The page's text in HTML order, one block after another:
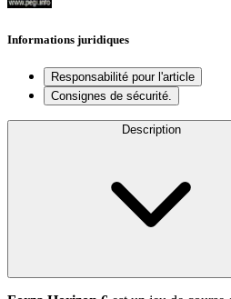
Informations juridiques
Responsabilité pour l'article
Consignes de sécurité.
Description